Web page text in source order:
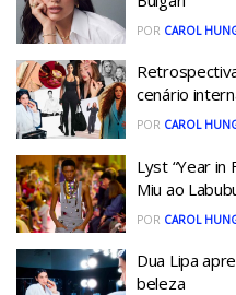
POR CAROL
cenário
POR CAROL
Lyst “Year in
Miu ao
POR CAROL
Dua Lipa
beleza